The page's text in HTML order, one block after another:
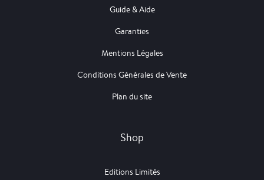
Guide & Aide
Garanties
Mentions Légales
Conditions Générales de Vente
Plan du site
Shop
Editions Limités